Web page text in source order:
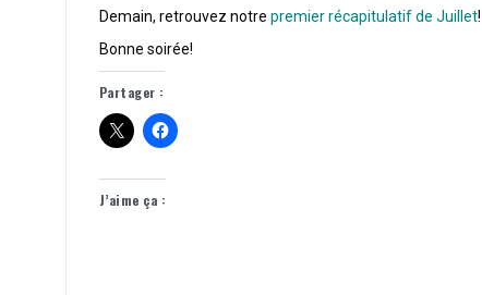
Demain, retrouvez notre premier récapitulatif de Juillet!
Bonne soirée!
Partager :
J’aime ça :